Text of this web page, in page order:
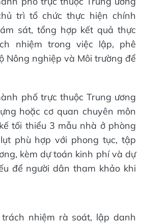
trì tổ chức thực hiện chính
sát, tổng hợp kết quả thực
nhiệm trong việc lập, phê
Nông nghiệp và Môi trường để
phố trực thuộc Trung ương
hoặc cơ quan chuyên môn
tối thiểu 3 mẫu nhà ở phòng
phù hợp với phong tục, tập
kèm dự toán kinh phí và dự
để người dân tham khảo khi
nhiệm rà soát, lập danh